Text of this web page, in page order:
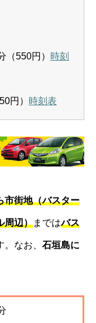
（550円） 時刻
円） 時刻表
市街地（バスター
周辺）まではバス
。なお、 石垣島に